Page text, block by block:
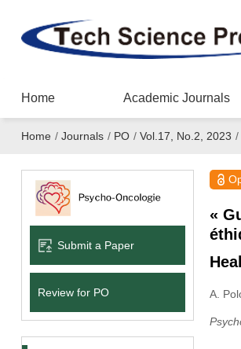
Home Academic Journals
Home / Journals / PO / Vol.17, No.2, 2023 /
Submit a Paper
Review for PO
«
A.